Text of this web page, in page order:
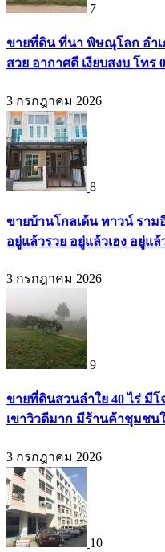
7
ขายที่ดิน ที่นา พิษณุโลก อำเ
สวย อากาศดี เงียบสงบ โทร
3 กรกฎาคม 2026
8
ขายบ้านโกลเด้น ทาวน์ รา
อยู่แล้วรวย อยู่แล้วเฮง อยู่แล้
3 กรกฎาคม 2026
9
ขายที่ดินสวนลำใย 40 ไร่ มี
เขาวิวดีมาก มีร้านค้าชุมชน
3 กรกฎาคม 2026
10